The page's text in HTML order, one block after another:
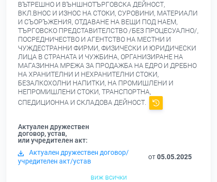
ВЪТРЕШНО И ВЪНШНОТЪРГОВСКА ДЕЙНОСТ,
ВКЛ.ВНОС И ИЗНОС НА СТОКИ, СУРОВИНИ, МАТЕРИАЛИ
И СЪОРЪЖЕНИЯ, ОТДАВАНЕ НА ВЕЩИ ПОД НАЕМ,
ТЪРГОВСКО ПРЕДСТАВИТЕЛСТВО /БЕЗ ПРОЦЕСУАЛНО/,
ПОСРЕДНИЧЕСТВО И АГЕНТСТВО НА МЕСТНИ И
ЧУЖДЕСТРАННИ ФИРМИ, ФИЗИЧЕСКИ И ЮРИДИЧЕСКИ
ЛИЦА В СТРАНАТА И ЧУЖБИНА, ОРГАНИЗИРАНЕ НА
МАГАЗИННА МРЕЖА ЗА ПРОДАЖБА НА ЕДРО И ДРЕБНО
НА ХРАНИТЕЛНИ И НЕХРАНИТЕЛНИ СТОКИ,
БЕЗАЛКОХОЛНИ НАПИТКИ, НА ПРОМИШЛЕНИ И
НЕПРОМИШЛЕНИ СТОКИ, ТРАНСПОРТНА,
СПЕДИЦИОННА И СКЛАДОВА ДЕЙНОСТ.
Актуален дружествен
договор, устав,
или учредителен акт:
Актуален дружествен договор/
учредителен акт/устав
от05.05.2025
виж всички